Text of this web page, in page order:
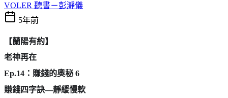
VOLER 聽書－彭瀞儀
5年前
【蘭陽有約】
老神再在
Ep.14 ：賺錢的奧秘 6
賺錢四字訣—靜緩慢軟